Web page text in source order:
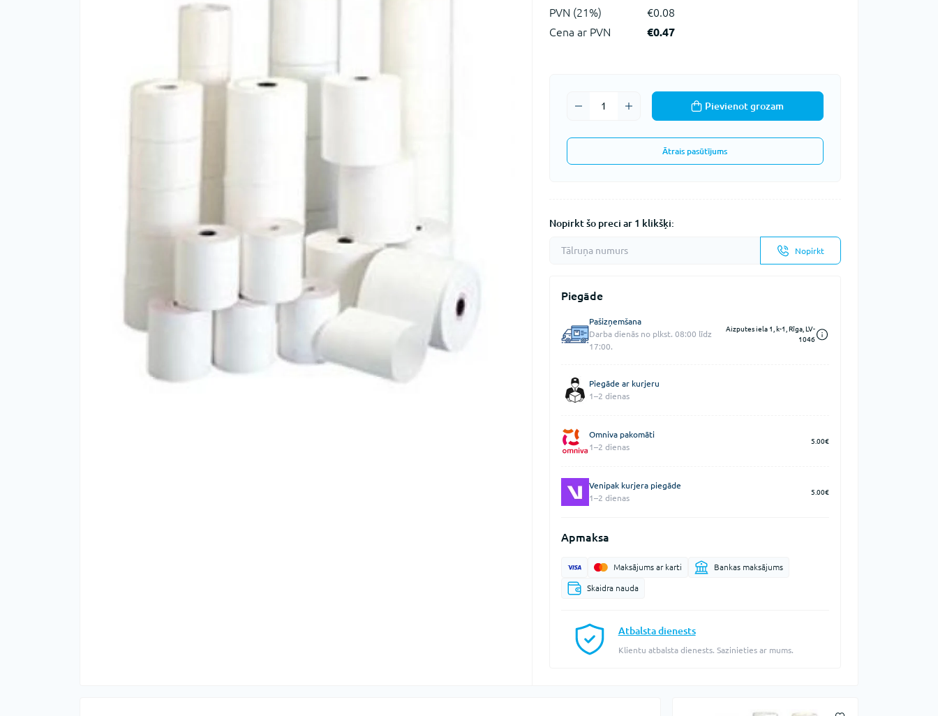
PVN (21%)
€0.08
Cena ar PVN
€0.47
Pievienot grozam
Ātrais pasūtījums
Nopirkt šo preci ar 1 klikšķi:
Nopirkt
Piegāde
Pašizņemšana
Darba dienās no plkst. 08:00 līdz
17:00.
Aizputes iela 1, k-1, Rīga, LV-
1046
Piegāde ar kurjeru
1–2 dienas
Omniva pakomāti
1–2 dienas
5.00€
Venipak kurjera piegāde
1–2 dienas
5.00€
Apmaksa
Maksājums ar karti Bankas maksājums
Skaidra nauda
Atbalsta dienests
Klientu atbalsta dienests. Sazinieties ar mums.